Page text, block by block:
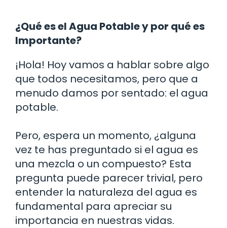
¿Qué es el Agua Potable y por qué es
Importante?
¡Hola! Hoy vamos a hablar sobre algo
que todos necesitamos, pero que a
menudo damos por sentado: el agua
potable.
Pero, espera un momento, ¿alguna
vez te has preguntado si el agua es
una mezcla o un compuesto? Esta
pregunta puede parecer trivial, pero
entender la naturaleza del agua es
fundamental para apreciar su
importancia en nuestras vidas.